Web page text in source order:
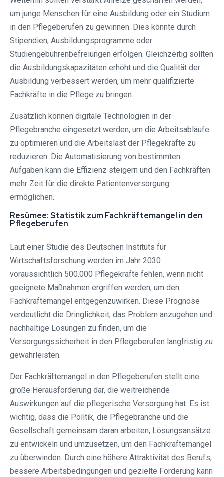
um junge Menschen für eine Ausbildung oder ein Studium
in den Pflegeberufen zu gewinnen. Dies könnte durch
Stipendien, Ausbildungsprogramme oder
Studiengebührenbefreiungen erfolgen. Gleichzeitig sollten
die Ausbildungskapazitäten erhöht und die Qualität der
Ausbildung verbessert werden, um mehr qualifizierte
Fachkräfte in die Pflege zu bringen.
Zusätzlich können digitale Technologien in der
Pflegebranche eingesetzt werden, um die Arbeitsabläufe
zu optimieren und die Arbeitslast der Pflegekräfte zu
reduzieren. Die Automatisierung von bestimmten
Aufgaben kann die Effizienz steigern und den Fachkräften
mehr Zeit für die direkte Patientenversorgung
ermöglichen.
Resümee: Statistik zum Fachkräftemangel in den
Pflegeberufen
Laut einer Studie des Deutschen Instituts für
Wirtschaftsforschung werden im Jahr 2030
voraussichtlich 500.000 Pflegekräfte fehlen, wenn nicht
geeignete Maßnahmen ergriffen werden, um den
Fachkräftemangel entgegenzuwirken. Diese Prognose
verdeutlicht die Dringlichkeit, das Problem anzugehen und
nachhaltige Lösungen zu finden, um die
Versorgungssicherheit in den Pflegeberufen langfristig zu
gewährleisten.
Der Fachkräftemangel in den Pflegeberufen stellt eine
große Herausforderung dar, die weitreichende
Auswirkungen auf die pflegerische Versorgung hat. Es ist
wichtig, dass die Politik, die Pflegebranche und die
Gesellschaft gemeinsam daran arbeiten, Lösungsansätze
zu entwickeln und umzusetzen, um den Fachkräftemangel
zu überwinden. Durch eine höhere Attraktivität des Berufs,
bessere Arbeitsbedingungen und gezielte Förderung kann